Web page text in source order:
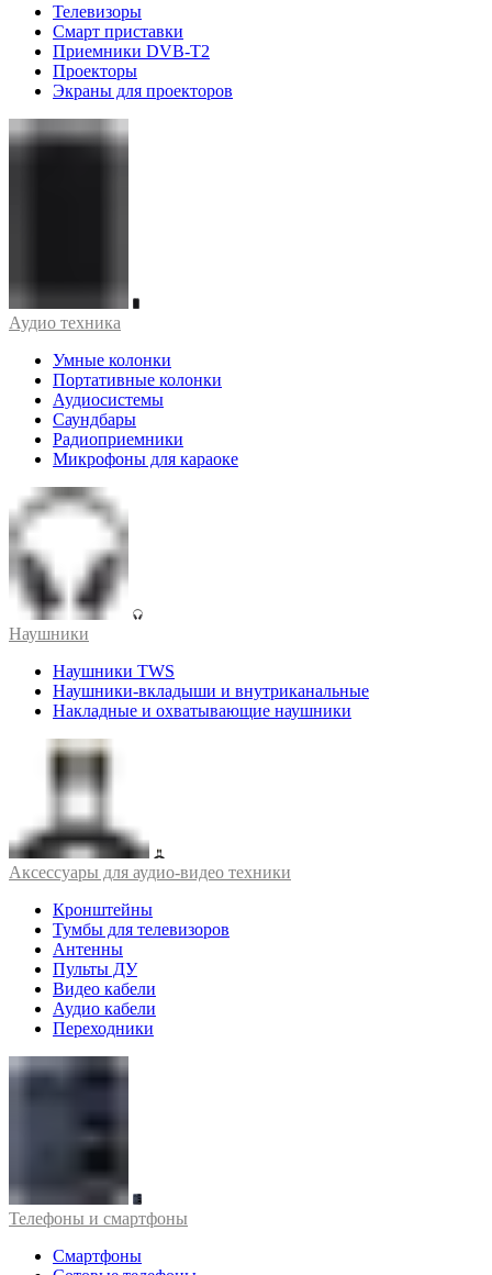
Телевизоры
Смарт приставки
Приемники DVB-T2
Проекторы
Экраны для проекторов
Аудио техника
Умные колонки
Портативные колонки
Аудиосистемы
Саундбары
Радиоприемники
Микрофоны для караоке
Наушники
Наушники TWS
Наушники-вкладыши и внутриканальные
Накладные и охватывающие наушники
Аксессуары для аудио-видео техники
Кронштейны
Тумбы для телевизоров
Антенны
Пульты ДУ
Видео кабели
Аудио кабели
Переходники
Телефоны и смартфоны
Смартфоны